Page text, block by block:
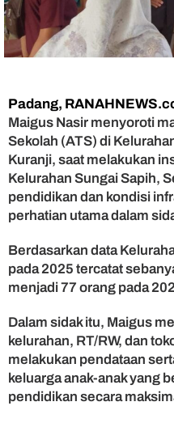
t
7
7
a
k
i
d
a
k
S
k
l
a
d
i
K
u
Padang,
Maigus Nasir menyoroti
Sekolah (ATS) di
Kuranji, saat melakukan
Kelurahan Sungai Sapih,
pendidikan dan kondisi
perhatian utama dalam
Berdasarkan data
pada 2025 tercatat
menjadi 77 orang pada
Dalam sidak itu, Maigus
kelurahan, RT/RW, dan
melakukan pendataan
keluarga anak-anak yang
pendidikan secara